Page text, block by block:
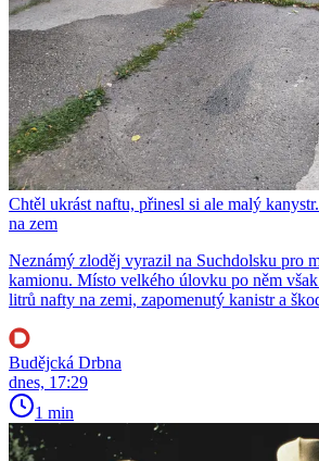
Chtěl ukrást naftu, přinesl si ale malý
na zem
Neznámý zloděj vyrazil na Suchdolsku pro
kamionu. Místo velkého úlovku po něm
litrů nafty na zemi, zapomenutý kanistr a
Budějcká Drbna
dnes, 17:29
1 min